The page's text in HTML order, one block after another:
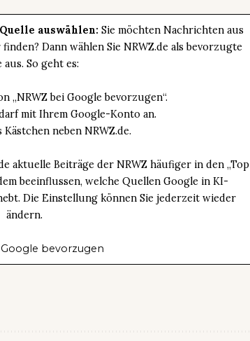
auswählen: Sie möchten Nachrichten aus
Dann wählen Sie NRWZ.de als bevorzugte
aus. So geht es:
„NRWZ bei Google bevorzugen“.
mit Ihrem Google-Konto an.
Kästchen neben NRWZ.de.
aktuelle Beiträge der NRWZ häufiger in den „Top
beeinflussen, welche Quellen Google in KI-
Die Einstellung können Sie jederzeit wieder
ändern.
bevorzugen